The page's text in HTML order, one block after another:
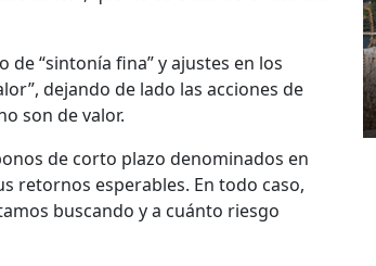
de “sintonía fina” y ajustes en los
dejando de lado las acciones de
son de valor.
de corto plazo denominados en
retornos esperables. En todo caso,
buscando y a cuánto riesgo